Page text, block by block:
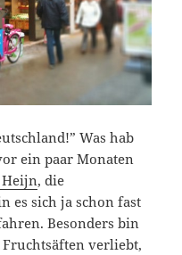
Was hab
ein paar Monaten
, die
es sich ja schon fast
Besonders bin
verliebt,